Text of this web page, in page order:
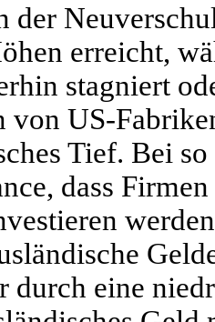
der
erreicht,
stagniert
von US-
Tief. Bei
dass
durch eine